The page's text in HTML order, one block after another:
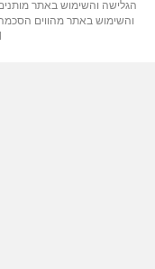
הגלישה והשימוש באתר
והשימוש באתר מהווים